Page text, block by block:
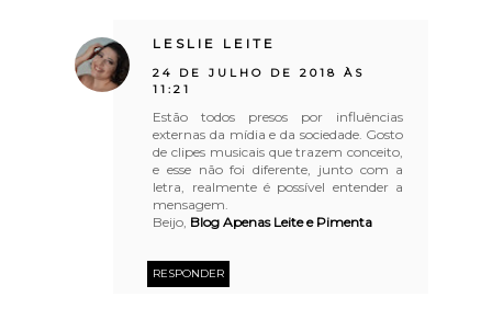
LESLIE LEITE
24 DE JULHO DE 2018 ÀS
11:21
Estão todos presos por influências
externas da mídia e da sociedade. Gosto
de clipes musicais que trazem conceito,
e esse não foi diferente, junto com a
letra, realmente é possível entender a
mensagem.
Beijo, Blog Apenas Leite e Pimenta
RESPONDER